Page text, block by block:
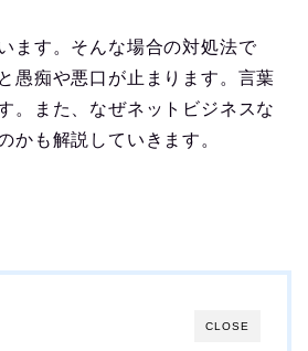
ます。そんな場合の対処法で
愚痴や悪口が止まります。言葉
。また、なぜネットビジネスな
かも解説していきます。
CLOSE